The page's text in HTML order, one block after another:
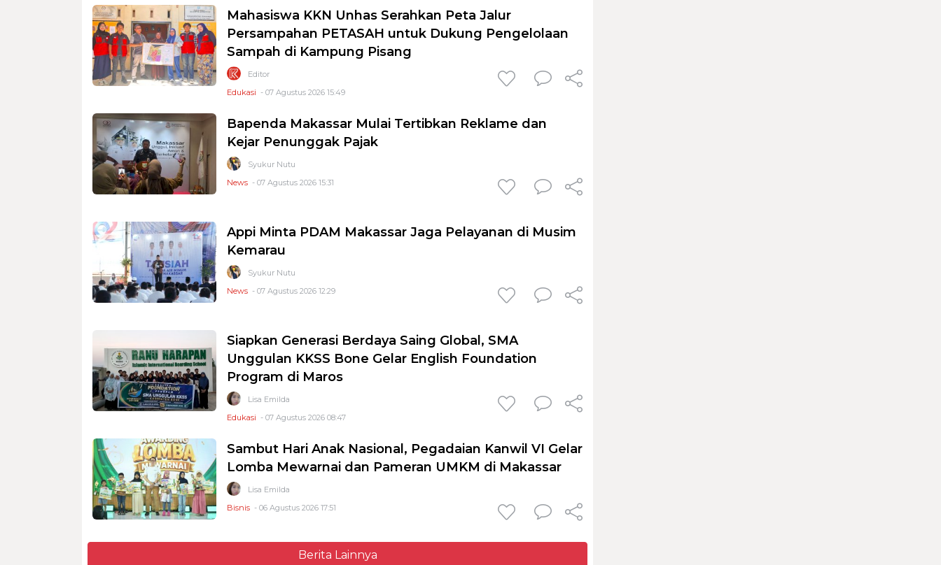
Mahasiswa KKN Unhas Serahkan Peta Jalur
Persampahan PETASAH untuk Dukung Pengelolaan
Sampah di Kampung Pisang
Editor
Edukasi - 07 Agustus 2026 15:49
Bapenda Makassar Mulai Tertibkan Reklame dan
Kejar Penunggak Pajak
Syukur Nutu
News - 07 Agustus 2026 15:31
Appi Minta PDAM Makassar Jaga Pelayanan di Musim
Kemarau
Syukur Nutu
News - 07 Agustus 2026 12:29
Siapkan Generasi Berdaya Saing Global, SMA
Unggulan KKSS Bone Gelar English Foundation
Program di Maros
Lisa Emilda
Edukasi - 07 Agustus 2026 08:47
Sambut Hari Anak Nasional, Pegadaian Kanwil VI Gelar
Lomba Mewarnai dan Pameran UMKM di Makassar
Lisa Emilda
Bisnis - 06 Agustus 2026 17:51
Berita Lainnya